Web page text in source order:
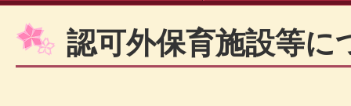
認可外保育施設等に